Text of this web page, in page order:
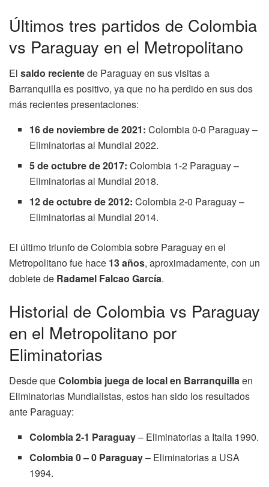
Últimos tres partidos de Colombia
vs Paraguay en el Metropolitano
El saldo recientede Paraguay en sus visitas a
Barranquilla es positivo, ya que no ha perdido en sus dos
más recientes presentaciones:
16 de noviembre de 2021: Colombia 0-0 Paraguay –
Eliminatorias al Mundial 2022.
5 de octubre de 2017: Colombia 1-2 Paraguay –
Eliminatorias al Mundial 2018.
12 de octubre de 2012: Colombia 2-0 Paraguay –
Eliminatorias al Mundial 2014.
El último triunfo de Colombia sobre Paraguay en el
Metropolitano fue hace 13 años, aproximadamente, con un
doblete de Radamel Falcao García.
Historial de Colombia vs Paraguay
en el Metropolitano por
Eliminatorias
Desde queColombia juega de local en Barranquillaen
Eliminatorias Mundialistas, estos han sido los resultados
ante Paraguay:
Colombia 2-1 Paraguay– Eliminatorias a Italia 1990.
Colombia 0 – 0 Paraguay– Eliminatorias a USA
1994.